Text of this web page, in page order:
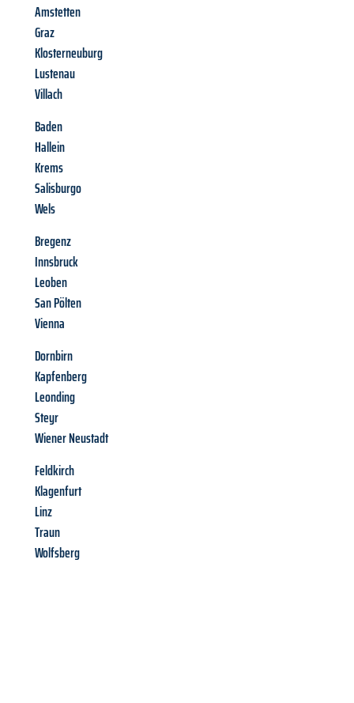
Amstetten
Graz
Klosterneuburg
Lustenau
Villach
Baden
Hallein
Krems
Salisburgo
Wels
Bregenz
Innsbruck
Leoben
San Pölten
Vienna
Dornbirn
Kapfenberg
Leonding
Steyr
Wiener Neustadt
Feldkirch
Klagenfurt
Linz
Traun
Wolfsberg